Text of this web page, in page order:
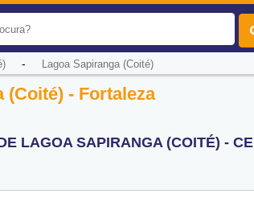
- Lagoa Sapiranga (Coité)
- Fortaleza
LAGOA SAPIRANGA (COITÉ) - CE